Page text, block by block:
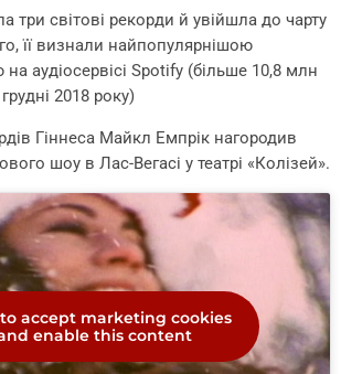
три світові рекорди й увійшла до чарту
її визнали найпопулярнішою
аудіосервісі Spotify (більше 10,8 млн
2018 року)
Гіннеса Майкл Емпрік нагородив
шоу в Лас-Вегасі у театрі «Колізей».
accept marketing cookies
enable this content